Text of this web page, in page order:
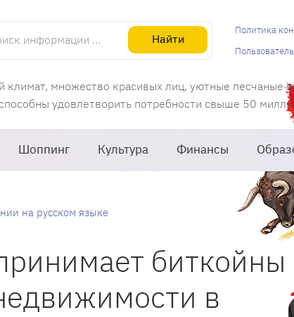
об Испании
Найти
климат, множество красивых лиц, уютные песчаные
удовлетворить потребности свыше 50
Шоппинг Культура Финансы
Политика
на русском языке
биткойны
в